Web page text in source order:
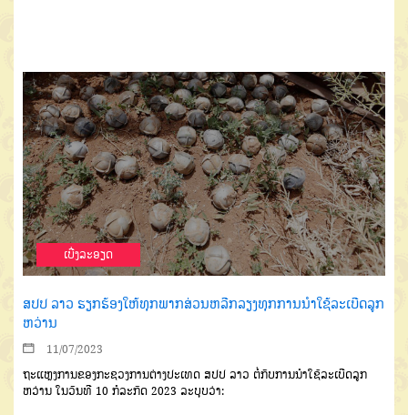
ເບີ່ງລະອຽດ
ສປປ ລາວ ຮຽກຮ້ອງໃຫ້ທຸກພາກສ່ວນຫລີກລຽງທຸກການນຳໃຊ້ລະເບີດລູກ
ຫວ່ານ
11/07/2023
ຖະແຫຼງການຂອງກະຊວງການຕ່າງປະເທດ ສປປ ລາວ ຕໍ່ກັບການນຳໃຊ້ລະເບີດລູກ
ຫວ່ານ ໃນວັນທີ 10 ກໍລະກົດ 2023 ລະບຸບວ່າ: